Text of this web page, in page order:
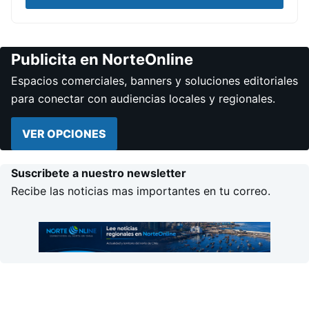
Publicita en NorteOnline
Espacios comerciales, banners y soluciones editoriales
para conectar con audiencias locales y regionales.
VER OPCIONES
Suscribete a nuestro newsletter
Recibe las noticias mas importantes en tu correo.